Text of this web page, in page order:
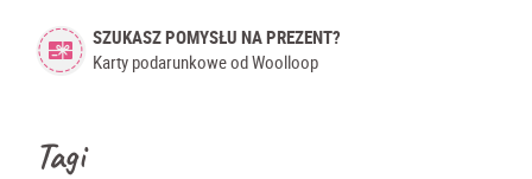
SZUKASZ POMYSŁU NA PREZENT?
Karty podarunkowe od Woolloop
Tagi